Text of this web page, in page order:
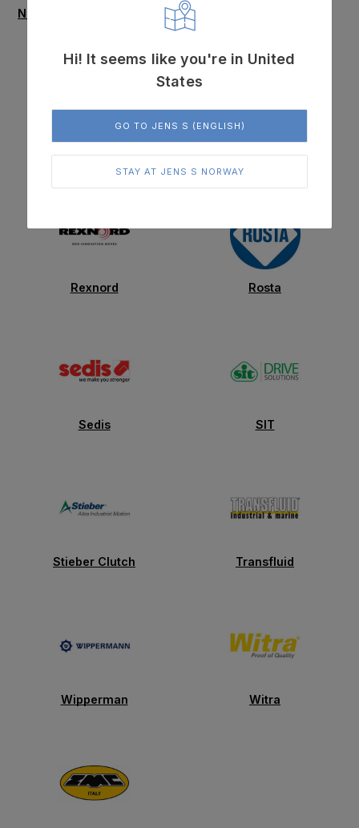
NDE Clarke Transmissions
Rexnord Rosta
Sedis SIT
Stieber Clutch Transfluid
Wipperman Witra
Hi! It seems like you're in United
States
GO TO JENS S (ENGLISH)
STAY AT JENS S NORWAY